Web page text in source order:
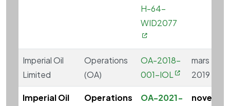
H-64-
WID2077
Imperial Oil
Limited
Operations
(OA)
OA-2018-
001-IOL
mars 27,
2019
Imperial Oil Operations OA-2021-